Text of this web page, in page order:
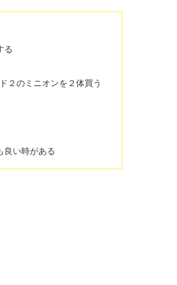
る
２のミニオンを２体買う
良い時がある